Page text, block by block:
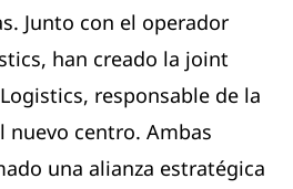
Junto con el operador
han creado la joint
responsable de la
nuevo centro. Ambas
una alianza estratégica